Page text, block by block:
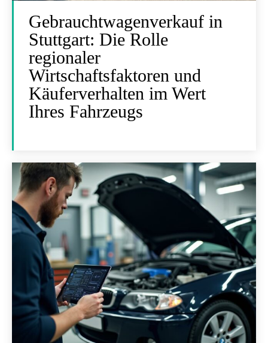
Gebrauchtwagenverkauf in
Stuttgart: Die Rolle
regionaler
Wirtschaftsfaktoren und
Käuferverhalten im Wert
Ihres Fahrzeugs